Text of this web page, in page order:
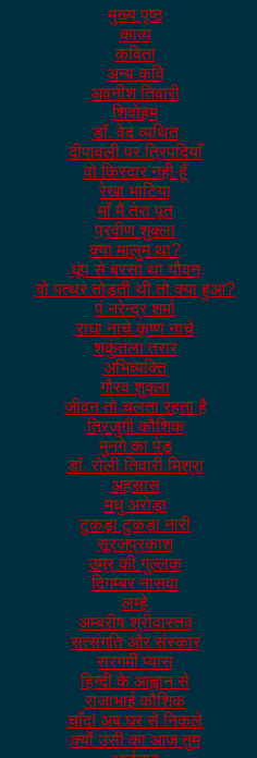
मुख्य पृष्ठ
काव्य
कविता
अन्य कवि
अवनीश तिवारी
शिवोहम
डॉ. वेद व्यथित
दीपावली पर त्रिपदियाँ
वो किरदार नही हूँ
रेखा भाटिया
माँ मैं तेरा पूत
प्रवीण शुक्ला
क्या मालुम था?
धूप से बरसा था यौवन
वो पत्थर तोड़ती थी तो क्या हुआ?
पं नरेन्द्र शर्मा
राधा नाचे कृष्ण नाचे
शकुंतला तरार
अभिव्यक्ति
गौरव शुक्ला
जीवन तो चलता रहता है
त्रिजुगी कौशिक
मुनगे का पेड़
डॉ. रोली तिवारी मिश्रा
अहसास
मधु अरोड़ा
टुकड़ा टुकड़ा नारी
सूरजप्रकाश
उम्र की गुल्लक
दिगम्बर नासवा
लम्हे
अम्बरीष श्रीवास्तव
सत्संगति और संस्कार
सरगमीं प्यास
हिन्दी के आह्वान से
राजाभाई कौशिक
चाँद! अब घर से निकले
क्यों उसी का आज तुम